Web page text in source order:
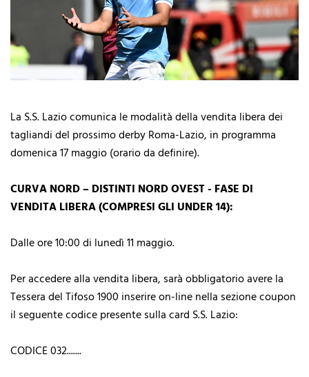
La S.S. Lazio comunica le modalità della vendita libera dei
tagliandi del prossimo derby Roma-Lazio, in programma
domenica 17 maggio (orario da definire).
CURVA NORD – DISTINTI NORD OVEST - FASE DI
VENDITA LIBERA (COMPRESI GLI UNDER 14):
Dalle ore 10:00 di lunedì 11 maggio.
Per accedere alla vendita libera, sarà obbligatorio avere la
Tessera del Tifoso 1900 inserire on-line nella sezione coupon
il seguente codice presente sulla card S.S. Lazio:
CODICE 032.......